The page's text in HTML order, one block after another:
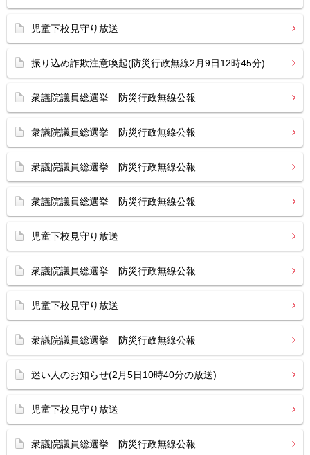
児童下校見守り放送
振り込め詐欺注意喚起(防災行政無線2月9日12時45分)
衆議院議員総選挙 防災行政無線公報
衆議院議員総選挙 防災行政無線公報
衆議院議員総選挙 防災行政無線公報
衆議院議員総選挙 防災行政無線公報
児童下校見守り放送
衆議院議員総選挙 防災行政無線公報
児童下校見守り放送
衆議院議員総選挙 防災行政無線公報
迷い人のお知らせ(2月5日10時40分の放送)
児童下校見守り放送
衆議院議員総選挙 防災行政無線公報